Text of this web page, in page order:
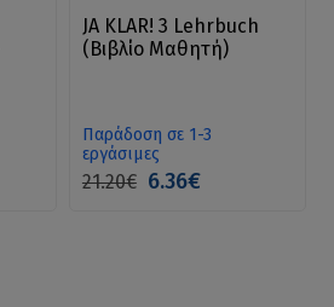
JA KLAR! 3 Lehrbuch
(Βιβλίο Μαθητή)
Παράδοση σε 1-3
εργάσιμες
21.20€ 6.36€